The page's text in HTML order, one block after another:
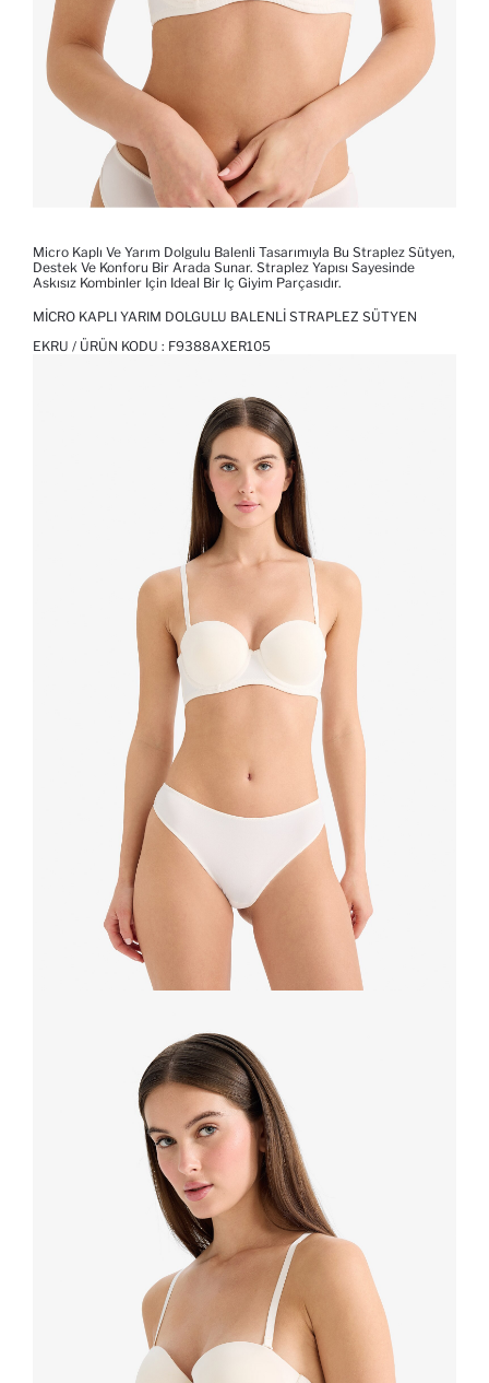
Micro Kaplı Ve Yarım Dolgulu Balenli Tasarımıyla Bu Straplez Sütyen,
Destek Ve Konforu Bir Arada Sunar. Straplez Yapısı Sayesinde
Askısız Kombinler Için Ideal Bir Iç Giyim Parçasıdır.
MICRO KAPLI YARIM DOLGULU BALENLI STRAPLEZ SÜTYEN
EKRU / ÜRÜN KODU : F9388AXER105